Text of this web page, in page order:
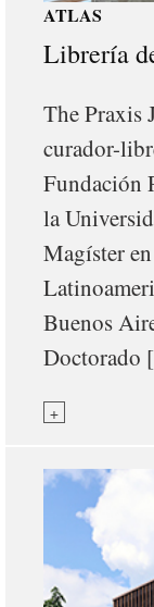
ATLAS
Librería
The Praxis
curador-
Fundación
la
Magíster
Buenos
+